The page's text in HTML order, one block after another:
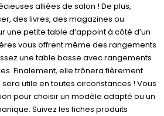
alliées de salon ! De plus,
des livres, des magazines ou
une petite table d’appoint à côté d’un
vous offrent même des rangements
une table basse avec rangements
Finalement, elle trônera fièrement
utile en toutes circonstances ! Vous
pour choisir un modèle adapté ou un
Suivez les fiches produits